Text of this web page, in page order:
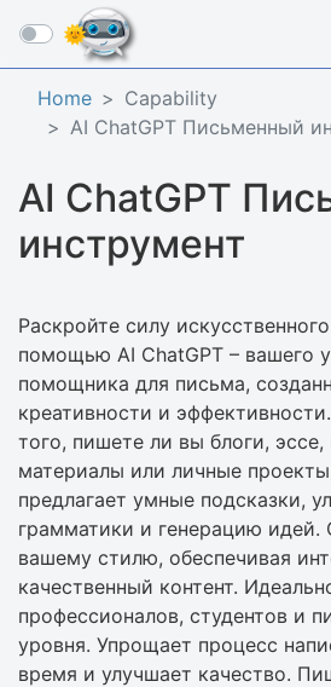
☰
Home
Capability
AI ChatGPT Письменный
AI ChatGPT
инструмент
Раскройте силу
помощью AI ChatGPT – вашего
помощника для письма,
креативности и
того, пишете ли вы блоги,
материалы или личные
предлагает умные подсказки,
грамматики и генерацию идей.
вашему стилю, обеспечивая
качественный контент.
профессионалов, студентов и
уровня. Упрощает процесс
время и улучшает качество.